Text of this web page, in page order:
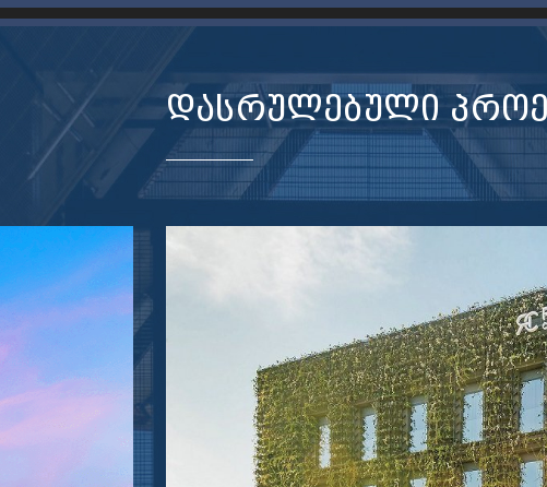
ᲓᲐᲡᲠᲣᲚᲔᲑᲣᲚᲘ